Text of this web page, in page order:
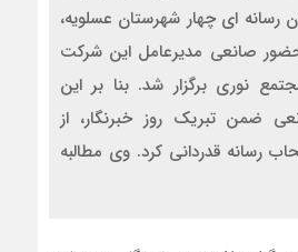
رسانه ای چهار شهرستان عسلویه،
صانعی مدیرعامل این شرکت
نوری برگزار شد. بنا بر این
ضمن تبریک روز خبرنگار، از
رسانه قدردانی کرد. وی مطالبه